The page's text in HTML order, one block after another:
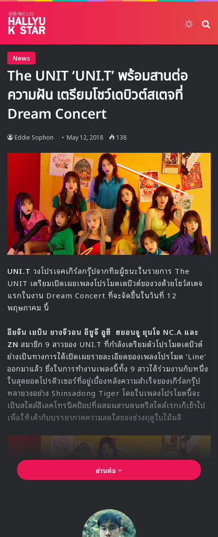
News
The UNIT ‘UNI.T’ พร้อมสานต่อ
ความฝัน เตรียมโชว์เดบิวต์สเตจที่
Dream Concert
Eddie Sophon May 12, 2018 138
UNI.T วงโปรเจคเกิร์ลกรุ๊ปจากทีมผู้ชนะในรายการ The
UNIT เตรียมเปิดเผยเพลงโปรโมตเดบิวต์ของวงด้วยโชว์สเตจ
แรกในงาน Dream Concert ที่จะจัดขึ้นในวันที่ 12
พฤษภาคม นี้
อึยจิน เยบิน ยางจีวอน อีซูจี อูฮี ฮยอนจู ยุนโจ NC.A และ
ZN สมาชิก 9 สาวของ UNI.T ที่กำลังเตรียมตัวโปรโมตเดบิวต์
ย่างเป็นทางการได้เปิดเผยรายละเอียดของเพลงโปรโมต ‘Line’
ออกมาแล้ว ซึ่งในการทำงานเพลงนี้ทั้ง 9 สาวได้ร่วมงานกับหนึ่ง
ในสุดยอดโปรดิวเซอร์ที่อยู่เบื้องหลังความสำเร็จของเกิร์ลกรุ๊ป
หลายวงอย่าง Shinsadong Tiger โดยในเพลงโปรโมตนี้จะ
เป็นสไตล์อิเลคโทรนิคป็อปที่ผสมผสานดนตรีสไตล์เรกเก้เข้าไป
เพื่อให้เค้ากับบรรยากาศความสดใสของช่วงฤดูใบไม้ผลิ
อ่านต่อ